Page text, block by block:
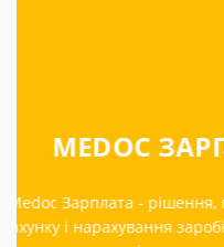
використанні
Складський
бухгалтерський
виробниство.